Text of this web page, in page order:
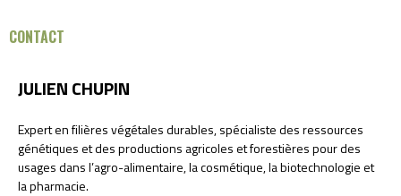
CONTACT
JULIEN CHUPIN
Expert en filières végétales durables, spécialiste des ressources
génétiques et des productions agricoles et forestières pour des
usages dans l’agro-alimentaire, la cosmétique, la biotechnologie et
la pharmacie.